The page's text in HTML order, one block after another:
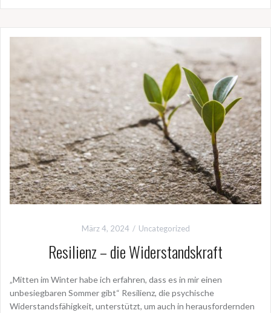
März 4, 2024 Uncategorized
Resilienz – die Widerstandskraft
„Mitten im Winter habe ich erfahren, dass es in mir einen
unbesiegbaren Sommer gibt“ Resilienz, die psychische
Widerstandsfähigkeit, unterstützt, um auch in herausfordernden